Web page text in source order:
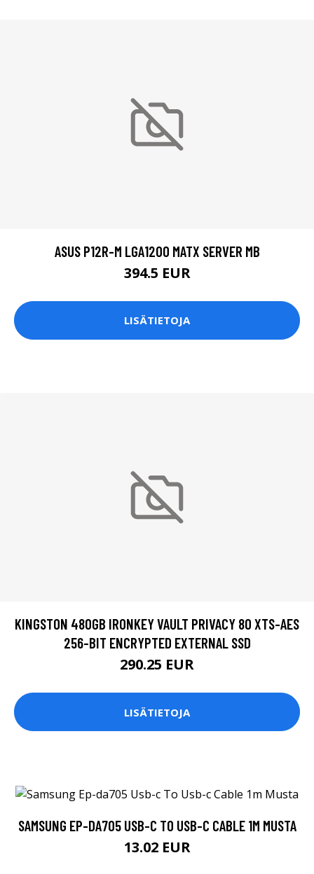
ASUS P12R-M LGA1200 MATX SERVER MB
394.5 EUR
LISÄTIETOJA
KINGSTON 480GB IRONKEY VAULT PRIVACY 80 XTS-AES
256-BIT ENCRYPTED EXTERNAL SSD
290.25 EUR
LISÄTIETOJA
SAMSUNG EP-DA705 USB-C TO USB-C CABLE 1M MUSTA
13.02 EUR